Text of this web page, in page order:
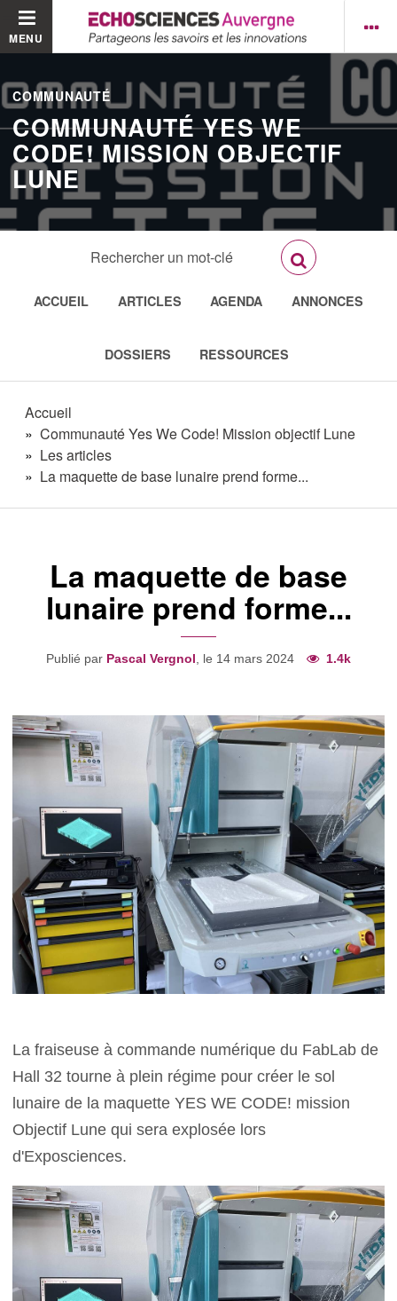
MENU
COMMUNAUTÉ
COMMUNAUTÉ YES WE
CODE! MISSION OBJECTIF
LUNE
ACCUEIL ARTICLES AGENDA ANNONCES
DOSSIERS RESSOURCES
Accueil
Communauté Yes We Code! Mission objectif Lune
Les articles
La maquette de base lunaire prend forme...
La maquette de base
lunaire prend forme...
Publié par Pascal Vergnol , le 14 mars 2024 1.4k
La fraiseuse à commande numérique du FabLab de
Hall 32 tourne à plein régime pour créer le sol
lunaire de la maquette YES WE CODE! mission
Objectif Lune qui sera explosée lors
d'Exposciences.